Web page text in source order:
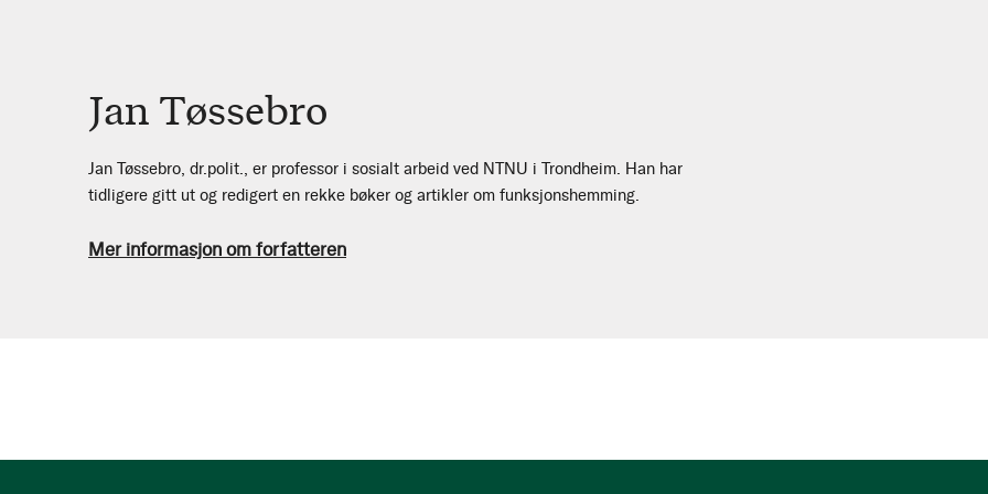
Jan Tøssebro
Jan Tøssebro, dr.polit., er professor i sosialt arbeid ved NTNU i Trondheim. Han har
tidligere gitt ut og redigert en rekke bøker og artikler om funksjonshemming.
Mer informasjon om forfatteren